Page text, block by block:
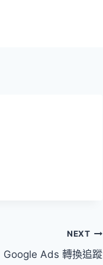
NEXT
Google Ads 轉換追蹤